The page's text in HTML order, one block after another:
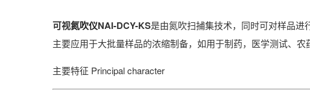
可视氮吹仪NAI-DCY-KS是由氮吹扫捕集技术，同时可对样品
主要应用于大批量样品的浓缩制备，如用于制药，医学测试、
主要特征 Principal character